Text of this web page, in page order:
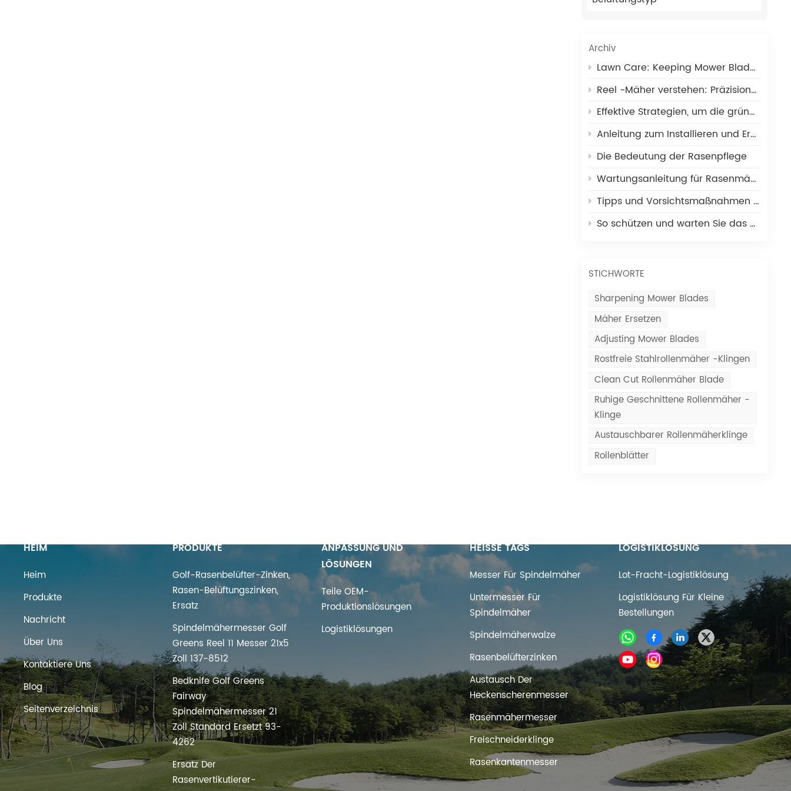
Archiv
Lawn Care: Keeping Mower Blades in Optimal Condition
Reel -Mäher verstehen: Präzisionsschneiden für Rasenflächen
Effektive Strategien, um die grüne Geschwindigkeit schnell zu erhöhen
Anleitung zum Installieren und Ersetzen von Rasenmähermessern
Die Bedeutung der Rasenpflege
Wartungsanleitung für Rasenmäher: Anzeichen dafür, dass es Zeit ist, die Messer zu schärfen
Tipps und Vorsichtsmaßnahmen für die Wartung Ihres Golf-Rollenmähermessers
So schützen und warten Sie das Toro-Mähmesser
STICHWORTE
Sharpening Mower Blades
Mäher Ersetzen
Adjusting Mower Blades
Rostfreie Stahlrollenmäher -Klingen
Clean Cut Rollenmäher Blade
Ruhige Geschnittene Rollenmäher -
Klinge
Austauschbarer Rollenmäherklinge
Rollenblätter
HEIM
Heim
Produkte
Nachricht
Über Uns
Kontaktiere Uns
Blog
Seitenverzeichnis
PRODUKTE
Golf-Rasenbelüfter-Zinken,
Rasen-Belüftungszinken,
Ersatz
Spindelmähermesser Golf
Greens Reel 11 Messer 21x5
Zoll 137-8512
Bedknife Golf Greens
Fairway
Spindelmähermesser 21
Zoll Standard Ersetzt 93-
4262
Ersatz Der
Rasenvertikutierer-
ANPASSUNG UND
LÖSUNGEN
Teile OEM-
Produktionslösungen
Logistiklösungen
HEISSE TAGS
Messer Für Spindelmäher
Untermesser Für
Spindelmäher
Spindelmäherwalze
Rasenbelüfterzinken
Austausch Der
Heckenscherenmesser
Rasenmähermesser
Freischneiderklinge
Rasenkantenmesser
LOGISTIKLÖSUNG
Lot-Fracht-Logistiklösung
Logistiklösung Für Kleine
Bestellungen